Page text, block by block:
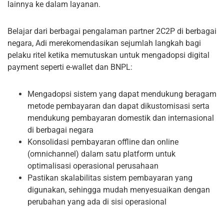
lainnya ke dalam layanan.
Belajar dari berbagai pengalaman partner 2C2P di berbagai
negara, Adi merekomendasikan sejumlah langkah bagi
pelaku ritel ketika memutuskan untuk mengadopsi digital
payment seperti e-wallet dan BNPL:
Mengadopsi sistem yang dapat mendukung beragam
metode pembayaran dan dapat dikustomisasi serta
mendukung pembayaran domestik dan internasional
di berbagai negara
Konsolidasi pembayaran offline dan online
(omnichannel) dalam satu platform untuk
optimalisasi operasional perusahaan
Pastikan skalabilitas sistem pembayaran yang
digunakan, sehingga mudah menyesuaikan dengan
perubahan yang ada di sisi operasional